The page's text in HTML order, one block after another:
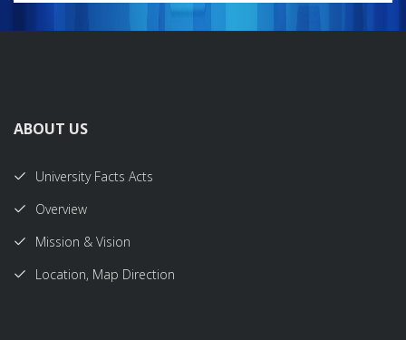
ABOUT US
University Facts Acts
Overview
Mission & Vision
Location, Map Direction